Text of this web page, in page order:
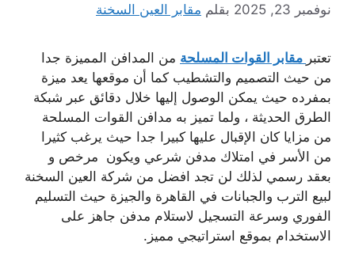
نوفمبر 23, 2025 بقلم مقابر العين السخنة
تعتبر مقابر القوات المسلحة من المدافن المميزة جدا
من حيث التصميم والتشطيب كما أن موقعها يعد ميزة
بمفرده حيث يمكن الوصول إليها خلال دقائق عبر شبكة
الطرق الحديثة ، ولما تميز به مدافن القوات المسلحة
من مزايا كان الإقبال عليها كبيرا جدا حيث يرغب كثيرا
من الأسر في امتلاك مدفن شرعي ويكون مرخص و
بعقد رسمي لذلك لن تجد افضل من شركة العين السخنة
لبيع الترب والجبانات في القاهرة والجيزة حيث التسليم
الفوري وسرعة التسجيل لاستلام مدفن جاهز على
الاستخدام بموقع استراتيجي مميز.